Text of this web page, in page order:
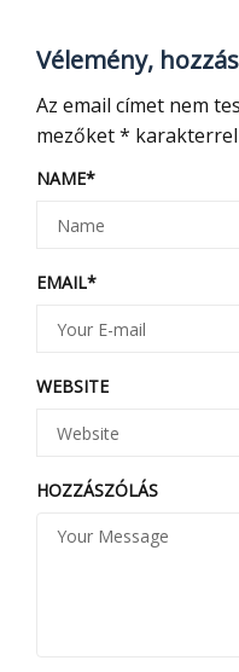
Vélemény,
Az email címet nem
mezőket*
NAME*
EMAIL*
WEBSITE
HOZZÁSZÓLÁS